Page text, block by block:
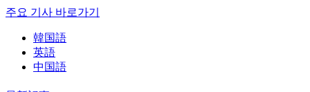
주요 기사 바로가기
韓国語
英語
中国語